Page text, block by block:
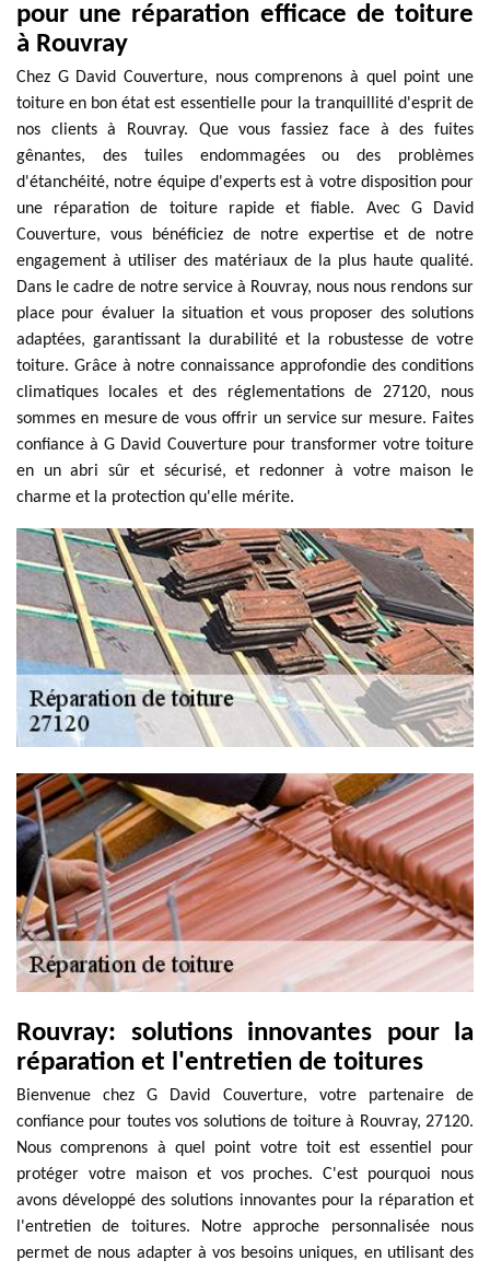
pour une réparation efficace de toiture
à Rouvray
Chez G David Couverture, nous comprenons à quel point une
toiture en bon état est essentielle pour la tranquillité d'esprit de
nos clients à Rouvray. Que vous fassiez face à des fuites
gênantes, des tuiles endommagées ou des problèmes
d'étanchéité, notre équipe d'experts est à votre disposition pour
une réparation de toiture rapide et fiable. Avec G David
Couverture, vous bénéficiez de notre expertise et de notre
engagement à utiliser des matériaux de la plus haute qualité.
Dans le cadre de notre service à Rouvray, nous nous rendons sur
place pour évaluer la situation et vous proposer des solutions
adaptées, garantissant la durabilité et la robustesse de votre
toiture. Grâce à notre connaissance approfondie des conditions
climatiques locales et des réglementations de 27120, nous
sommes en mesure de vous offrir un service sur mesure. Faites
confiance à G David Couverture pour transformer votre toiture
en un abri sûr et sécurisé, et redonner à votre maison le
charme et la protection qu'elle mérite.
Rouvray: solutions innovantes pour la
réparation et l'entretien de toitures
Bienvenue chez G David Couverture, votre partenaire de
confiance pour toutes vos solutions de toiture à Rouvray, 27120.
Nous comprenons à quel point votre toit est essentiel pour
protéger votre maison et vos proches. C'est pourquoi nous
avons développé des solutions innovantes pour la réparation et
l'entretien de toitures. Notre approche personnalisée nous
permet de nous adapter à vos besoins uniques, en utilisant des